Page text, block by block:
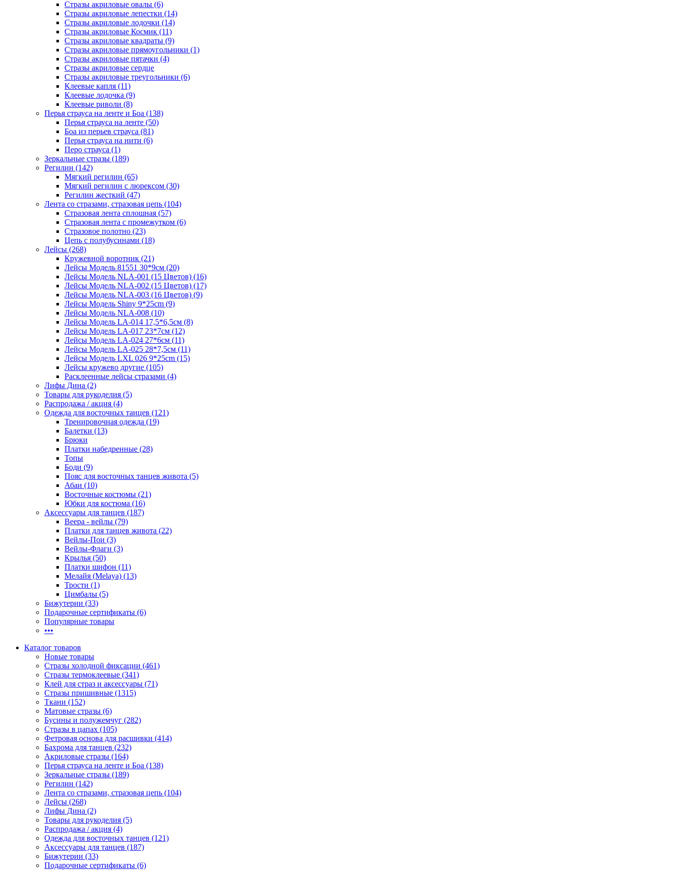
Стразы акриловые овалы (6)
Стразы акриловые лепестки (14)
Стразы акриловые лодочки (14)
Стразы акриловые Космик (11)
Стразы акриловые квадраты (9)
Стразы акриловые прямоугольники (1)
Стразы акриловые пятачки (4)
Стразы акриловые сердце
Стразы акриловые треугольники (6)
Клеевые капля (11)
Клеевые лодочка (9)
Клеевые риволи (8)
Перья страуса на ленте и Боа (138)
Перья страуса на ленте (50)
Боа из перьев страуса (81)
Перья страуса на нити (6)
Перо страуса (1)
Зеркальные стразы (189)
Регилин (142)
Мягкий регилин (65)
Мягкий регилин с люрексом (30)
Регилин жесткий (47)
Лента со стразами, стразовая цепь (104)
Стразовая лента сплошная (57)
Стразовая лента с промежутком (6)
Стразовое полотно (23)
Цепь с полубусинами (18)
Лейсы (268)
Кружевной воротник (21)
Лейсы Модель 81551 30*9см (20)
Лейсы Модель NLA-001 (15 Цветов) (16)
Лейсы Модель NLA-002 (15 Цветов) (17)
Лейсы Модель NLA-003 (16 Цветов) (9)
Лейсы Модель Shiny 9*25cm (9)
Лейсы Модель NLA-008 (10)
Лейсы Модель LA-014 17,5*6,5см (8)
Лейсы Модель LA-017 23*7см (12)
Лейсы Модель LA-024 27*6см (11)
Лейсы Модель LA-025 28*7,5см (11)
Лейсы Модель LXL 026 9*25cm (15)
Лейсы кружево другие (105)
Расклеенные лейсы стразами (4)
Лифы Дина (2)
Товары для рукоделия (5)
Распродажа / акция (4)
Одежда для восточных танцев (121)
Тренировочная одежда (19)
Балетки (13)
Брюки
Платки набедренные (28)
Топы
Боди (9)
Пояс для восточных танцев живота (5)
Абаи (10)
Восточные костюмы (21)
Юбки для костюма (16)
Аксессуары для танцев (187)
Веера - вейлы (79)
Платки для танцев живота (22)
Вейлы-Пои (3)
Вейлы-Флаги (3)
Крылья (50)
Платки шифон (11)
Мелайя (Melaya) (13)
Трости (1)
Цимбалы (5)
Бижутерии (33)
Подарочные сертификаты (6)
Популярные товары
•••
Каталог товаров
Новые товары
Стразы холодной фиксации (461)
Стразы термоклеевые (341)
Клей для страз и аксессуары (71)
Стразы пришивные (1315)
Ткани (152)
Матовые стразы (6)
Бусины и полужемчуг (282)
Стразы в цапах (105)
Фетровая основа для расшивки (414)
Бахрома для танцев (232)
Акриловые стразы (164)
Перья страуса на ленте и Боа (138)
Зеркальные стразы (189)
Регилин (142)
Лента со стразами, стразовая цепь (104)
Лейсы (268)
Лифы Дина (2)
Товары для рукоделия (5)
Распродажа / акция (4)
Одежда для восточных танцев (121)
Аксессуары для танцев (187)
Бижутерии (33)
Подарочные сертификаты (6)